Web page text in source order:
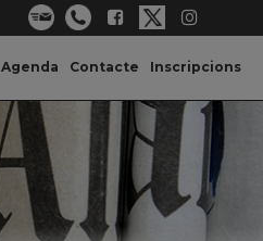
Agenda Contacte Inscripcions